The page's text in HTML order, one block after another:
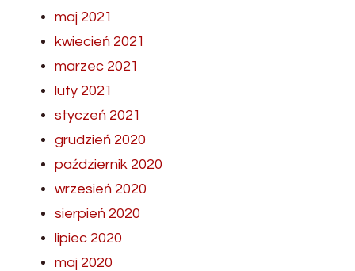
maj 2021
kwiecień 2021
marzec 2021
luty 2021
styczeń 2021
grudzień 2020
październik 2020
wrzesień 2020
sierpień 2020
lipiec 2020
maj 2020